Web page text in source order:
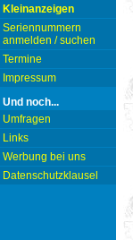
Kleinanzeigen
Seriennummern
anmelden / suchen
Termine
Impressum
Und noch...
Umfragen
Links
Werbung bei uns
Datenschutzklausel